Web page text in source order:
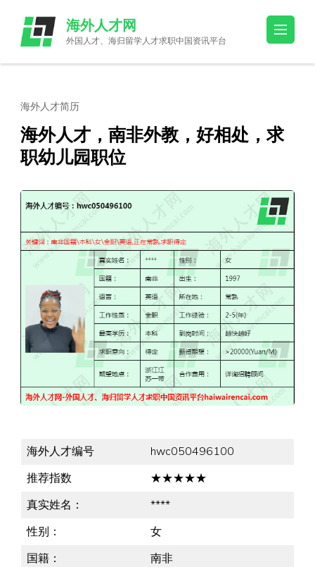
content
(Press
海外人才网
外国人才、海归留学人才求职中国资讯平台
海外人才简历
海外人才，南非外教，好相处，求
职幼儿园职位
海外人才编号
hwc050496100
推荐指数
★★★★★
真实姓名：
****
性别：
女
国籍：
南非